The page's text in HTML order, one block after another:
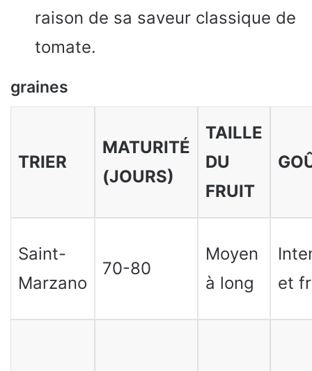
raison de sa saveur classique de
tomate.
graines
TRIER
MATURITÉ
(JOURS)
TAILLE
DU
FRUIT
Saint-
Marzano
70-80
Moyen
à long
et